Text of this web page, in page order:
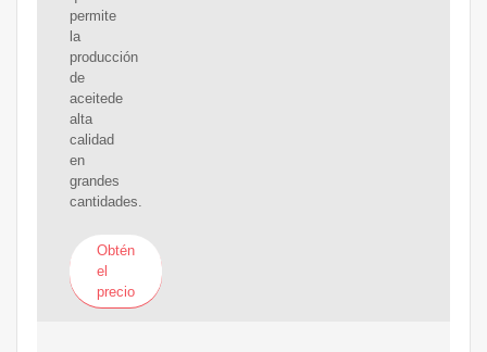
permite
la
producción
de
aceitede
alta
calidad
en
grandes
cantidades.
Obtén
el
precio